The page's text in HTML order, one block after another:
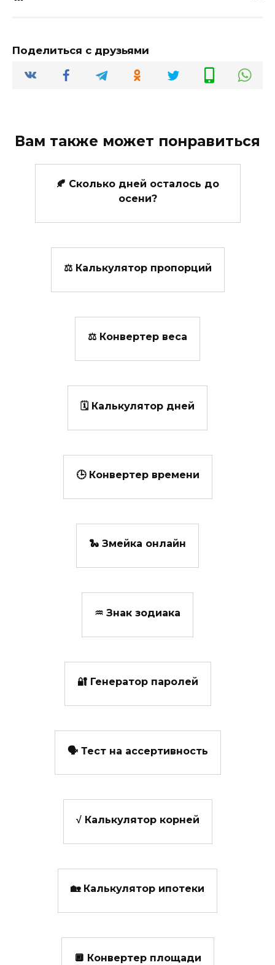
Поделиться с друзьями
Вам также может понравиться
🍂 Сколько дней осталось до
осени?
⚖ Калькулятор пропорций
⚖️ Конвертер веса
🗓️ Калькулятор дней
🕒 Конвертер времени
🐍 Змейка онлайн
♒ Знак зодиака
🔐 Генератор паролей
🗣️ Тест на ассертивность
√ Калькулятор корней
🏡 Калькулятор ипотеки
🔲 Конвертер площади